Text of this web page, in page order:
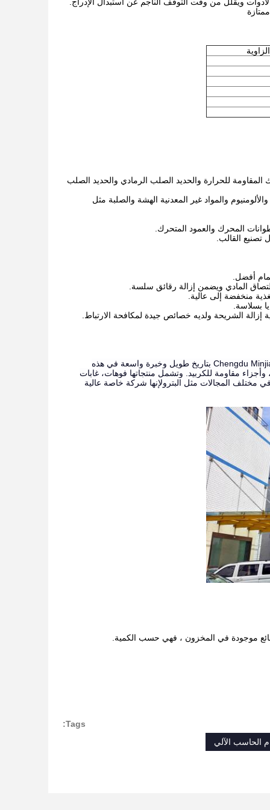
للحرارة والحديد الصلب الرمادي والحديد الصلب
والمواد غير المعدنية الهشة والصلبة مثل
المحرك والعمود المتحرك.
القالب.
المادي ويضمن إزالة رقائق سلسة.
تأسست في عام 1992 (بإستبدال 27 سبتمبر 1994) ، تتمتع شركة Chengdu Minjiang Precision Tool Co ، Ltd بتاريخ طويل وخبرة واسعة في هذه
مقاومة للكربيد. وتشمل منتجاتها فوهات، غابات
المجالات مثل البترولإنها شركة خاصة عالية
Tags:
الحاسب الآلي